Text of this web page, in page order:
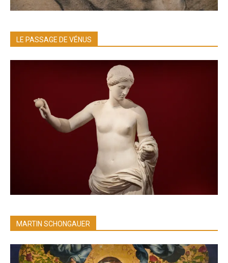
LE PASSAGE DE VÉNUS
MARTIN SCHONGAUER